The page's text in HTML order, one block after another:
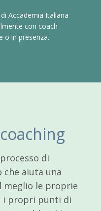
Accademia Italiana
con coach
o in presenza.
di
che aiuta una
meglio le proprie
i propri punti di